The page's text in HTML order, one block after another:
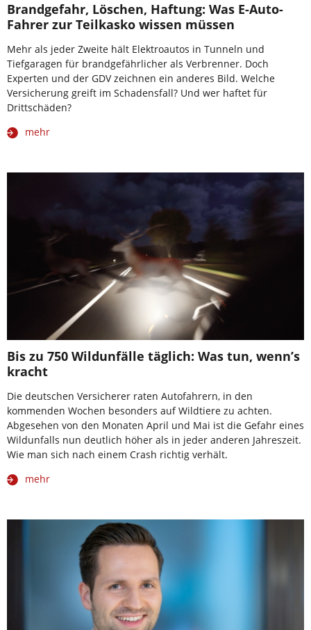
Brandgefahr, Löschen, Haftung: Was E-Auto-
Fahrer zur Teilkasko wissen müssen
Mehr als jeder Zweite hält Elektroautos in Tunneln und
Tiefgaragen für brandgefährlicher als Verbrenner. Doch
Experten und der GDV zeichnen ein anderes Bild. Welche
Versicherung greift im Schadensfall? Und wer haftet für
Drittschäden?
mehr
Bis zu 750 Wildunfälle täglich: Was tun, wenn’s
kracht
Die deutschen Versicherer raten Autofahrern, in den
kommenden Wochen besonders auf Wildtiere zu achten.
Abgesehen von den Monaten April und Mai ist die Gefahr eines
Wildunfalls nun deutlich höher als in jeder anderen Jahreszeit.
Wie man sich nach einem Crash richtig verhält.
mehr